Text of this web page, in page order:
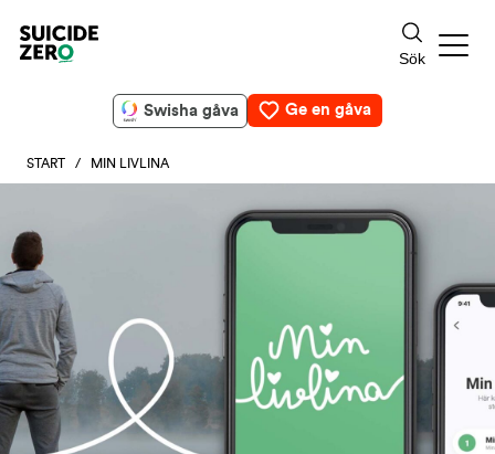
Swisha gåva Ge en gåva
START / MIN LIVLINA